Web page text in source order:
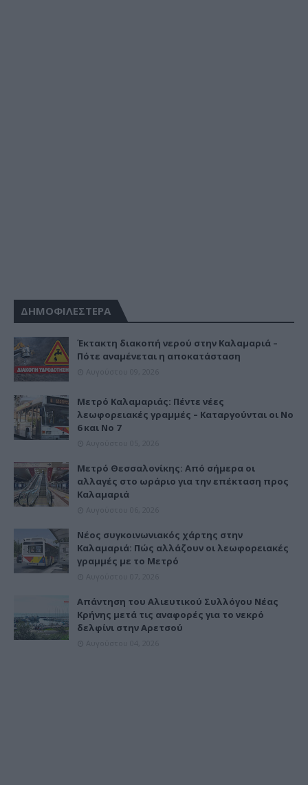
ΔΗΜΟΦΙΛΕΣΤΕΡΑ
Έκτακτη διακοπή νερού στην Καλαμαριά –
Πότε αναμένεται η αποκατάσταση
Μετρό Καλαμαριάς: Πέντε νέες
λεωφορειακές γραμμές – Καταργούνται οι Νο
6 και Νο 7
Μετρό Θεσσαλονίκης: Από σήμερα οι
αλλαγές στο ωράριο για την επέκταση προς
Καλαμαριά
Νέος συγκοινωνιακός χάρτης στην
Καλαμαριά: Πώς αλλάζουν οι λεωφορειακές
γραμμές με το Μετρό
Απάντηση του Αλιευτικού Συλλόγου Νέας
Κρήνης μετά τις αναφορές για το νεκρό
δελφίνι στην Αρετσού